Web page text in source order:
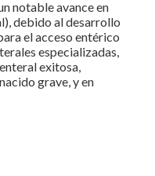
notable avance en
debido al desarrollo
el acceso entérico
especializadas,
exitosa,
grave, y en